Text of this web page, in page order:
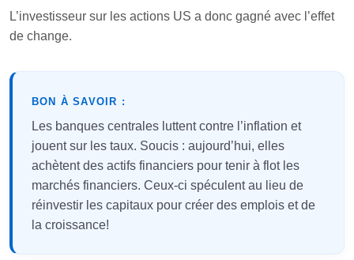
L’investisseur sur les actions US a donc gagné avec l’effet
de change.
BON À SAVOIR :
Les banques centrales luttent contre l’inflation et
jouent sur les taux. Soucis : aujourd’hui, elles
achètent des actifs financiers pour tenir à flot les
marchés financiers. Ceux-ci spéculent au lieu de
réinvestir les capitaux pour créer des emplois et de
la croissance!